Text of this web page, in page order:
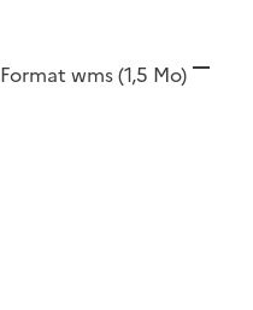
Format wms(1,5 Mo)